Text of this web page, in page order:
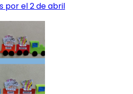
por el 2 de abril